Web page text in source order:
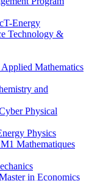
Energy
Technology &
Mathematics
and
Physical
Physics
Mathematiques
in Economics